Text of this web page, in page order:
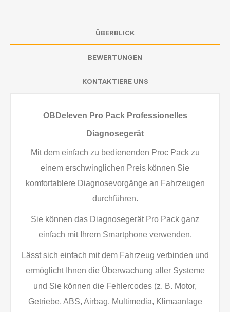
ÜBERBLICK
BEWERTUNGEN
KONTAKTIERE UNS
OBDeleven Pro Pack Professionelles
Diagnosegerät
Mit dem einfach zu bedienenden Proc Pack zu
einem erschwinglichen Preis können Sie
komfortablere Diagnosevorgänge an Fahrzeugen
durchführen.
Sie können das Diagnosegerät Pro Pack ganz
einfach mit Ihrem Smartphone verwenden.
Lässt sich einfach mit dem Fahrzeug verbinden und
ermöglicht Ihnen die Überwachung aller Systeme
und Sie können die Fehlercodes (z. B. Motor,
Getriebe, ABS, Airbag, Multimedia, Klimaanlage